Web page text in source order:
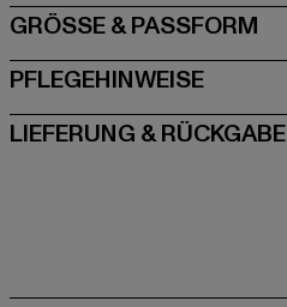
GRÖSSE & PASSFORM
PFLEGEHINWEISE
LIEFERUNG & RÜCKGABE